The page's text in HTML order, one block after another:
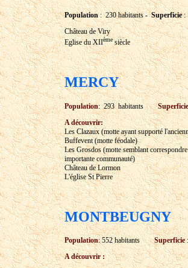
Population: 230 habitants -Superficie:
Château de Viry
Eglise du XIIèmesiècle
MERCY
Population: 293 habitantsSuperficie
A découvrir:
Les Clazaux (motte ayant supporté
Buffevent (motte féodale)
Les Grosdos (motte semblant
importante communauté)
Château de Lormon
L'église St Pierre
MONTBEUGNY
Population: 552 habitantsSuperficie
A découvrir :